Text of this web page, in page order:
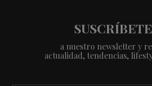
SUSCRÍBETE
a nuestro newsletter y
actualidad, tendencias,